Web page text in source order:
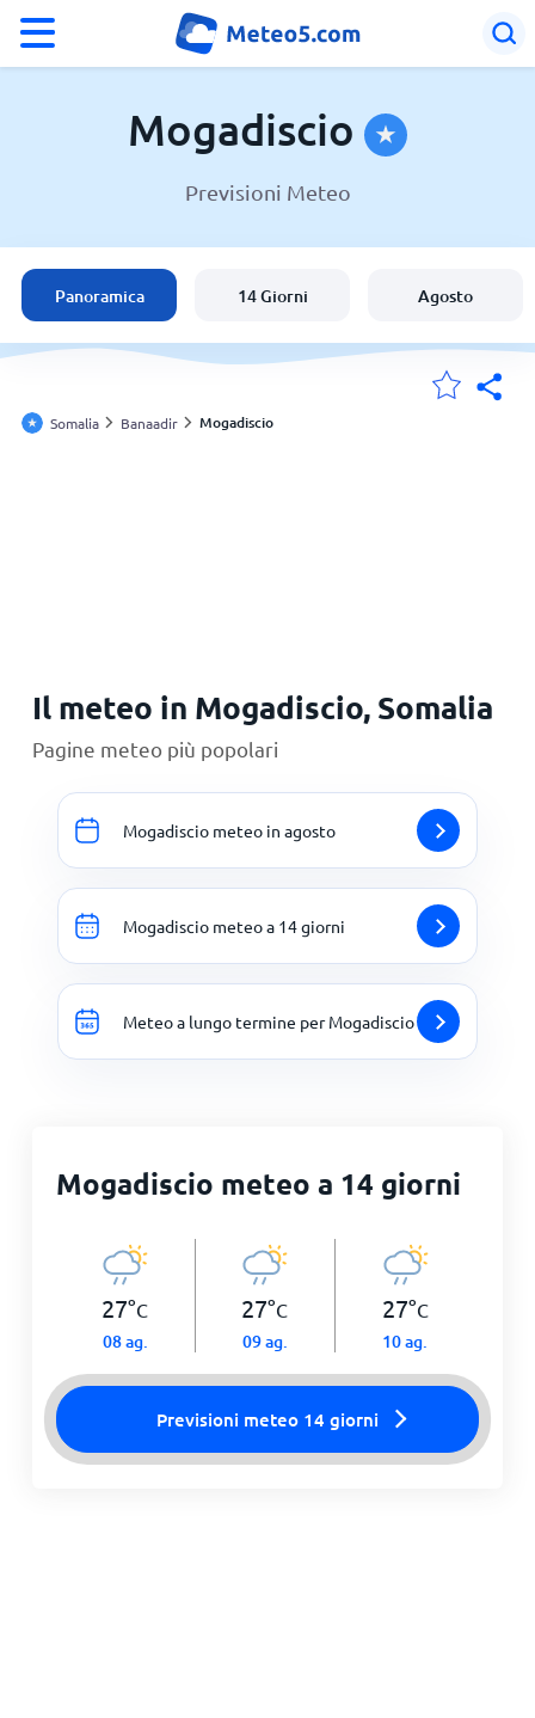
Meteo a Mogadiscio
Somalia
Italia
Svizzera
Mogadiscio
Previsioni Meteo
Panoramica 14 Giorni Agosto
Somalia Banaadir Mogadiscio
Il meteo in Mogadiscio, Somalia
Pagine meteo più popolari
Mogadiscio meteo in agosto
Mogadiscio meteo a 14 giorni
Meteo a lungo termine per Mogadiscio
Mogadiscio meteo a 14 giorni
27°C
08 ag.
27°C
09 ag.
27°C
10 ag.
Previsioni meteo 14 giorni